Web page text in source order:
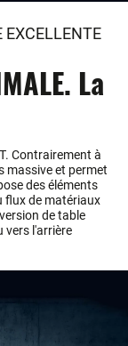
EXCELLENTE
La
Contrairement à
massive et permet
des éléments
flux de matériaux
de table
vers l'arrière